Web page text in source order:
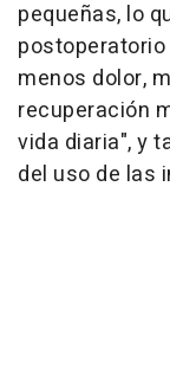
pequeñas, lo
menos dolor,
recuperación
vida diaria", y
del uso de las